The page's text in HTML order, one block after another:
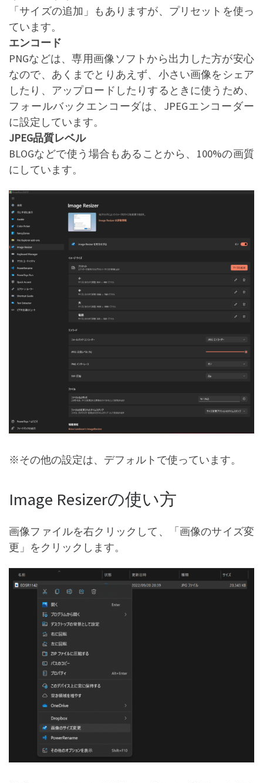
「サイズの追加」もありますが、プリセットを使っ
ています。
エンコード
PNGなどは、専用画像ソフトから出力した方が安心
なので、あくまでとりあえず、小さい画像をシェア
したり、アップロードしたりするときに使うため、
フォールバックエンコーダは、JPEGエンコーダー
に設定しています。
JPEG品質レベル
BLOGなどで使う場合もあることから、100%の画質
にしています。
※その他の設定は、デフォルトで使っています。
Image Resizerの使い方
画像ファイルを右クリックして、「画像のサイズ変
更」をクリックします。